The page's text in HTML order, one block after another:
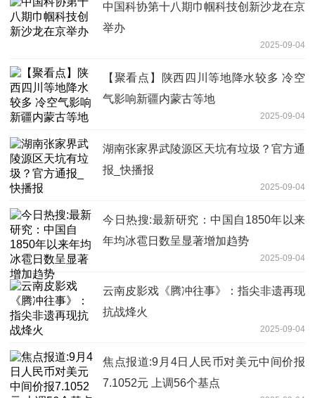
中国科协第十八期巾帼科技创新沙龙在京
举办
2025-09-04
【聚看点】陕西四川等地降水较多 冷空
气影响新疆内蒙古等地
2025-09-04
湖南张家界武陵源区天坑有垃圾？官方通
报_快播报
2025-09-04
今日热搜:最新研究：中国自1850年以来
年均冰雹日数呈显著增加趋势
2025-09-04
云南皮影戏《腾冲往事》：指尖非遗再现
抗战烽火
2025-09-04
焦点报道:9月4日人民币对美元中间价报
7.1052元 上调56个基点